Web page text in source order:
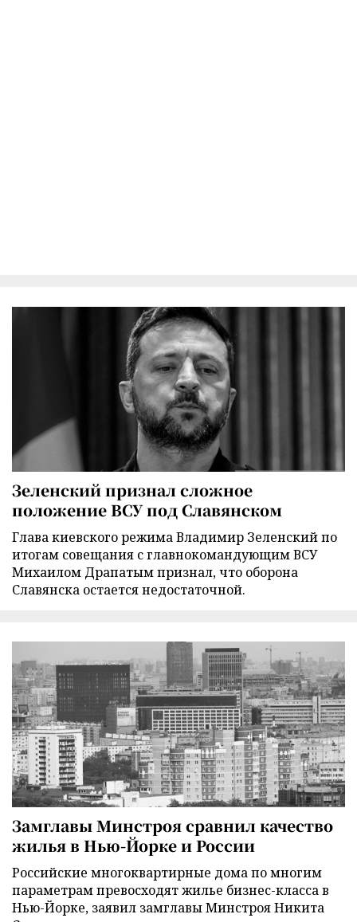
Зеленский признал сложное
положение ВСУ под Славянском
Глава киевского режима Владимир Зеленский по
итогам совещания с главнокомандующим ВСУ
Михаилом Драпатым признал, что оборона
Славянска остается недостаточной.
Замглавы Минстроя сравнил качество
жилья в Нью-Йорке и России
Российские многоквартирные дома по многим
параметрам превосходят жилье бизнес-класса в
Нью-Йорке, заявил замглавы Минстроя Никита